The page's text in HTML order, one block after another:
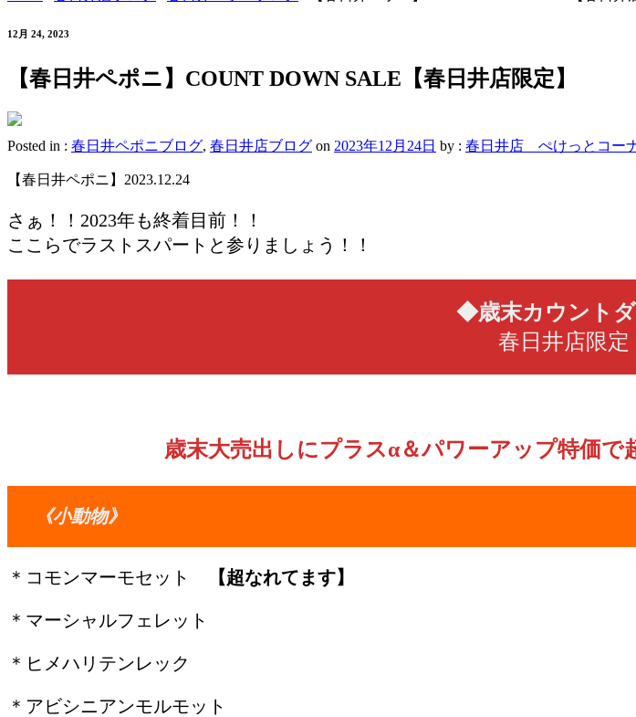
12月 24, 2023
【春日井ペポニ】COUNT DOWN SALE【春日井店限定】
Posted in : 春日井ペポニブログ, 春日井店ブログ on 2023年12月24日 by : 春日井店 ぺけっとコー
【春日井ペポニ】2023.12.24
さぁ！！2023年も終着目前！！
ここらでラストスパートと参りましょう！！
◆歳末カウント
春日井店限定
歳末大売出しにプラスα＆パワーアップ特価
《小動物》
＊コモンマーモセット 【超なれてます】
＊マーシャルフェレット
＊ヒメハリテンレック
＊アビシニアンモルモット